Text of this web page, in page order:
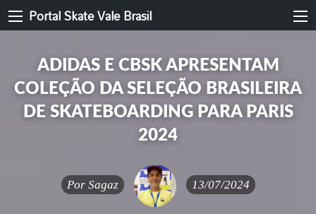
Portal Skate Vale Brasil
ADIDAS E CBSK APRESENTAM
COLEÇÃO DA SELEÇÃO BRASILEIRA
DE SKATEBOARDING PARA PARIS
2024
Por Sagaz 13/07/2024